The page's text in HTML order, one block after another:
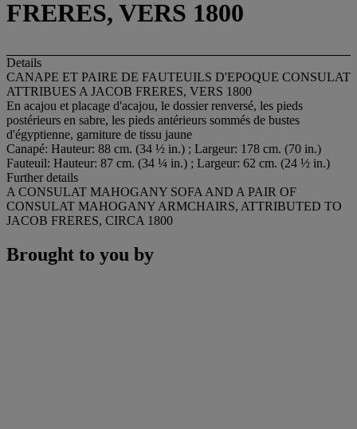
FRERES, VERS 1800
Details
CANAPE ET PAIRE DE FAUTEUILS D'EPOQUE CONSULAT
ATTRIBUES A JACOB FRERES, VERS 1800
En acajou et placage d'acajou, le dossier renversé, les pieds
postérieurs en sabre, les pieds antérieurs sommés de bustes
d'égyptienne, garniture de tissu jaune
Canapé: Hauteur: 88 cm. (34 ½ in.) ; Largeur: 178 cm. (70 in.)
Fauteuil: Hauteur: 87 cm. (34 ¼ in.) ; Largeur: 62 cm. (24 ½ in.)
Further details
A CONSULAT MAHOGANY SOFA AND A PAIR OF
CONSULAT MAHOGANY ARMCHAIRS, ATTRIBUTED TO
JACOB FRERES, CIRCA 1800
Brought to you by